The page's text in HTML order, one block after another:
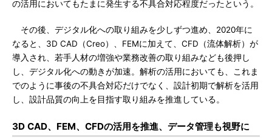
の活用においてもたまに発生する不具合対応程度だったという。
その後、デジタル化への取り組みを少しずつ進め、2020年に
なると、3D CAD（Creo）、FEMに加えて、CFD（流体解析）が
導入され、若手人材の増強や業務改善の取り組みなども後押し
し、デジタル化への動きが加速。解析の活用においても、これま
でのように事後の不具合対応だけでなく、設計初期で解析を活用
し、設計品質の向上を目指す取り組みを推進している。
3D CAD、FEM、CFDの活用を推進、データ管理も視野に